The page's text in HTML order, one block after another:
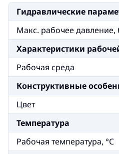
Гидравлические
Макс. рабочее давление,
Xарактеристики
Рабочая среда
Конструктивные
Цвет
Температура
Рабочая температура, °C